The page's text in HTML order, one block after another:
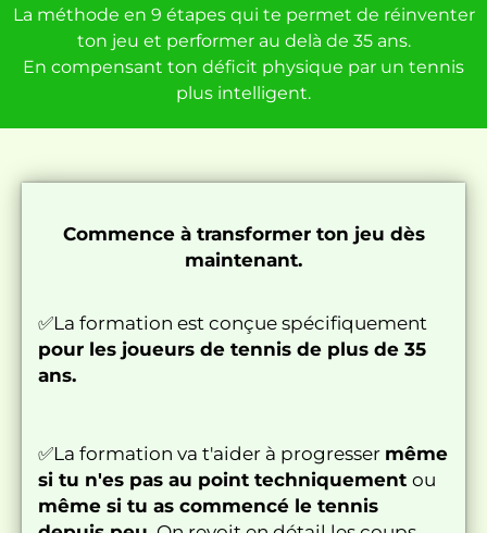
La méthode en 9 étapes qui te permet de réinventer
ton jeu et performer au delà de 35 ans.
En compensant ton déficit physique par un tennis
plus intelligent.
Commence à transformer ton jeu dès
maintenant.
✅La formation est conçue spécifiquement
pour les joueurs de tennis de plus de 35
ans.
✅La formation va t'aider à progresser même
si tu n'es pas au point techniquement ou
même si tu as commencé le tennis